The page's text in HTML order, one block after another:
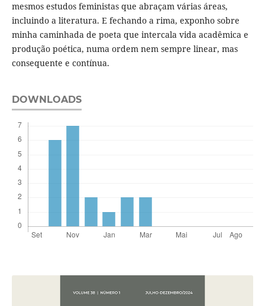
mesmos estudos feministas que abraçam várias áreas,
incluindo a literatura. E fechando a rima, exponho sobre
minha caminhada de poeta que intercala vida acadêmica e
produção poética, numa ordem nem sempre linear, mas
consequente e contínua.
DOWNLOADS